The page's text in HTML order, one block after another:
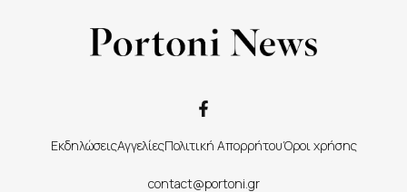
ΕκδηλώσειςΑγγελίεςΠολιτική ΑπορρήτουΌροι χρήσης
contact@portoni.gr